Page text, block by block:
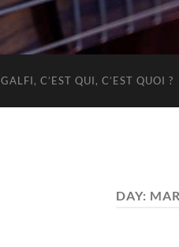
GALFI, C’EST QUI, C’EST QUOI ?
DAY: